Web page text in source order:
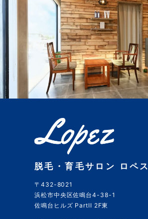
脱毛・育毛サロン ロペス
〒432-8021
浜松市中央区佐鳴台4-38-1
佐鳴台ヒルズ PartII 2F東